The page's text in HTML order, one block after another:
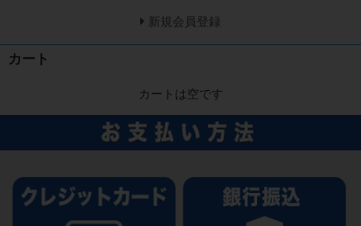
新規会員登録
カート
カートは空です